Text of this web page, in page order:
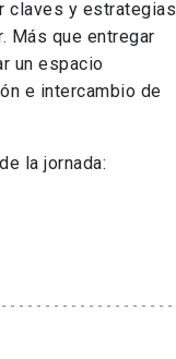
claves y estrategias
Más que entregar
un espacio
e intercambio de
la jornada: